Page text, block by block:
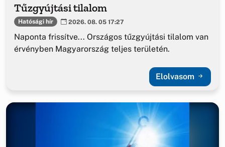
Tűzgyújtási tilalom
Hatósági hír 2026. 08. 05 17:27
Naponta frissítve... Országos tűzgyújtási tilalom van
érvényben Magyarország teljes területén.
Elolvasom